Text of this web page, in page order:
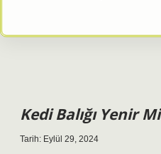
Kedi Balığı Yenir Mi
Tarih: Eylül 29, 2024